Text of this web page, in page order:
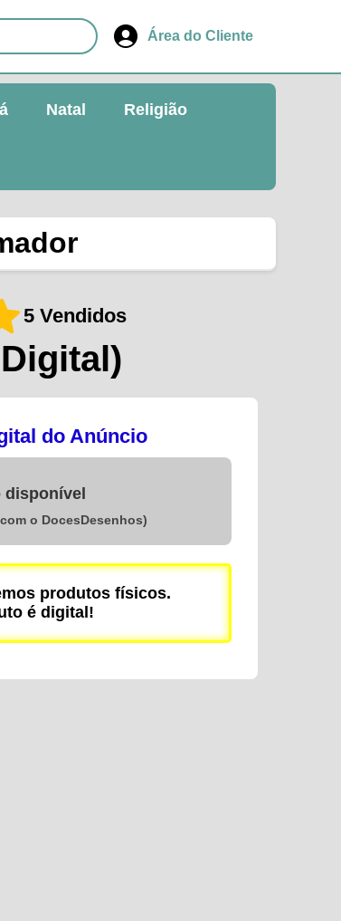
Área do Cliente
Natal Religião
5 Vendidos
do Anúncio
disponível
o DocesDesenhos)
produtos físicos.
é digital!